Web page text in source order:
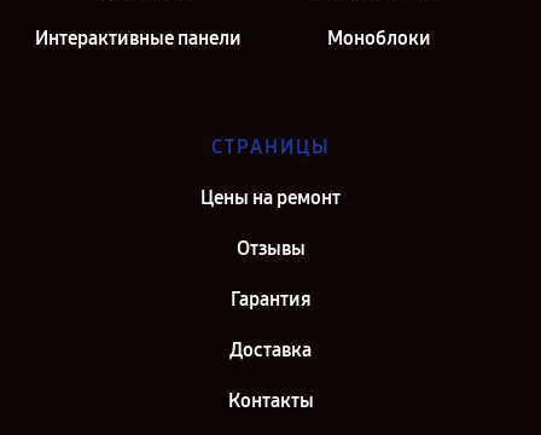
Интерактивные панели Моноблоки
СТРАНИЦЫ
Цены на ремонт
Отзывы
Гарантия
Доставка
Контакты